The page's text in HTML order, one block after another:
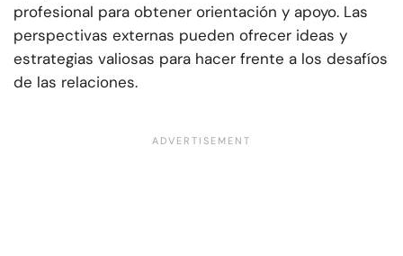
profesional para obtener orientación y apoyo. Las
perspectivas externas pueden ofrecer ideas y
estrategias valiosas para hacer frente a los desafíos
de las relaciones.